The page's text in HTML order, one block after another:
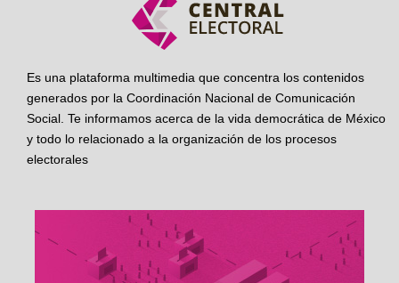
Es una plataforma multimedia que concentra los contenidos
generados por la Coordinación Nacional de Comunicación
Social. Te informamos acerca de la vida democrática de México
y todo lo relacionado a la organización de los procesos
electorales